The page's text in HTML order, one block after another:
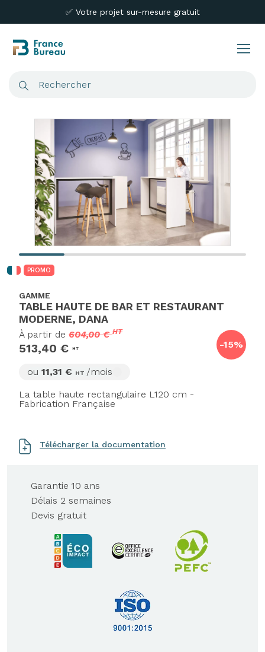
✅ Votre projet sur-mesure gratuit
PROMO
GAMME
TABLE HAUTE DE BAR ET RESTAURANT
MODERNE, DANA
-15%
À partir de 604,00 €HT
513,40 € HT
ou 11,31 € HT /mois
La table haute rectangulaire L120 cm -
Fabrication Française
Télécharger la documentation
Garantie 10 ans
Délais 2 semaines
Devis gratuit